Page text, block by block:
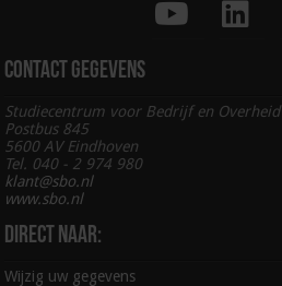
Contact gegevens
Studiecentrum voor Bedrijf en Overheid
Postbus 845
5600 AV Eindhoven
Tel. 040 - 2 974 980
klant@sbo.nl
www.sbo.nl
Direct naar:
Wijzig uw gegevens